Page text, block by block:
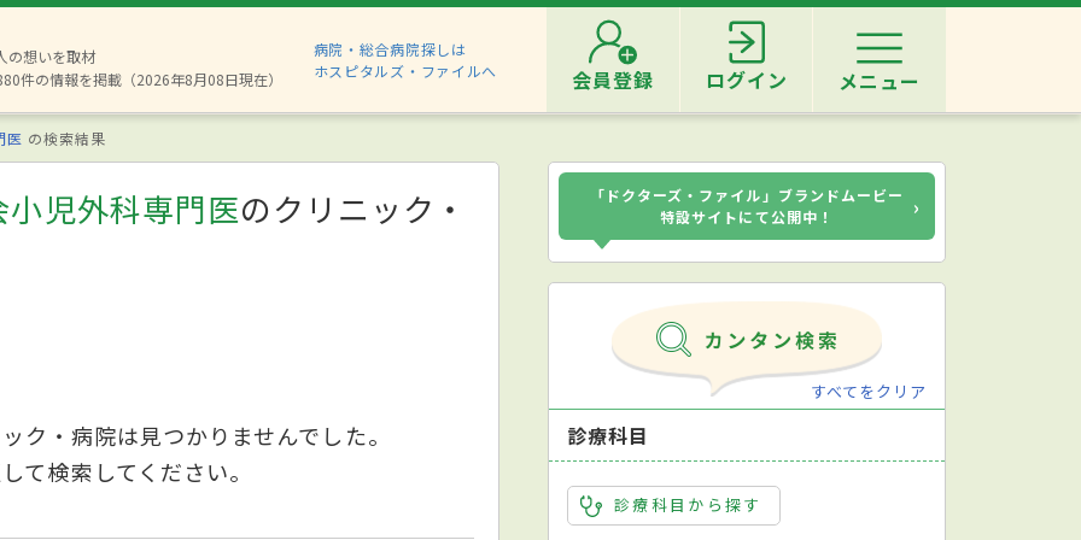
の想いを取材
件の情報を掲載（2026年8月08日現在）
病院・総合病院探しは
ホスピタルズ・ファイルへ
会員登録 ログイン メニュー
医 の検索結果
児外科専門医のクリニック・
ク・病院は見つかりませんでした。
て検索してください。
「ドクターズ・ファイル」ブランドムービー
特設サイトにて公開中！
›
すべてをクリア
診療科目
診療科目から探す